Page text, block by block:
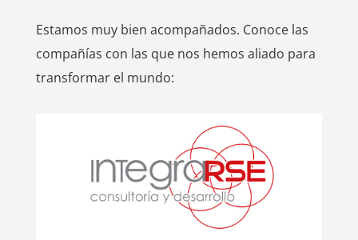
Estamos muy bien acompañados. Conoce las
compañías con las que nos hemos aliado para
transformar el mundo: